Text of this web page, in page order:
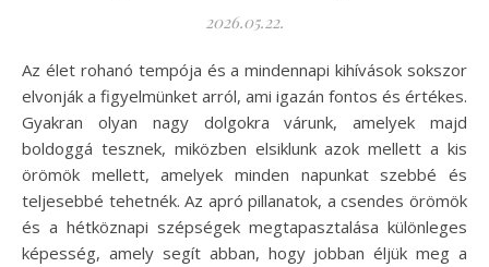
2026.05.22.
Az élet rohanó tempója és a mindennapi kihívások sokszor
elvonják a figyelmünket arról, ami igazán fontos és értékes.
Gyakran olyan nagy dolgokra várunk, amelyek majd
boldoggá tesznek, miközben elsiklunk azok mellett a kis
örömök mellett, amelyek minden napunkat szebbé és
teljesebbé tehetnék. Az apró pillanatok, a csendes örömök
és a hétköznapi szépségek megtapasztalása különleges
képesség, amely segít abban, hogy jobban éljük meg a